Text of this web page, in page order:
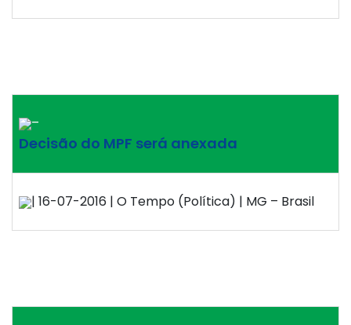
–
Decisão do MPF será anexada
| 16-07-2016 | O Tempo (Política) | MG – Brasil